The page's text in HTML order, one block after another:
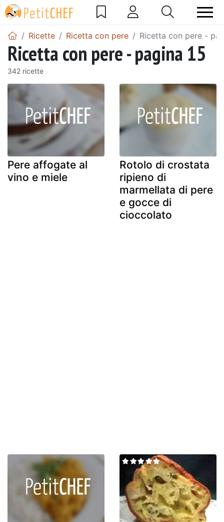
Ricette Ricetta con pere Ricetta con pere -
Ricetta con pere - pagina 15
342 ricette
Pere affogate al
vino e miele
Rotolo di crostata
ripieno di
marmellata di pere
e gocce di
cioccolato